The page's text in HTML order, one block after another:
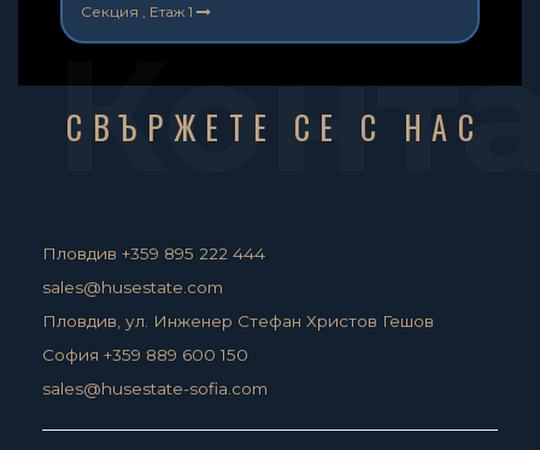
Секция , Етаж 1
СВЪРЖЕТЕ СЕ С НАС
Пловдив +359 895 222 444
sales@husestate.com
Пловдив, ул. Инженер Стефан Христов Гешов
София +359 889 600 150
sales@husestate-sofia.com